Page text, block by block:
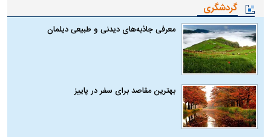
گردشگری
معرفی جاذبه‌های دیدنی و طبیعی دیلمان
بهترین مقاصد برای سفر در پاییز